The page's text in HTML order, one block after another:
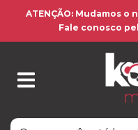
ATENÇÃO: Mudamos
Fale conosco